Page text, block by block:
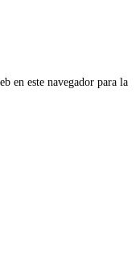
en este navegador para la